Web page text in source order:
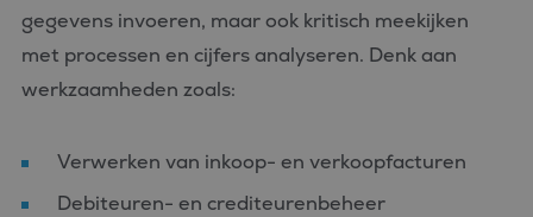
gegevens invoeren, maar ook kritisch meekijken
met processen en cijfers analyseren. Denk aan
werkzaamheden zoals:
Verwerken van inkoop- en verkoopfacturen
Debiteuren- en crediteurenbeheer